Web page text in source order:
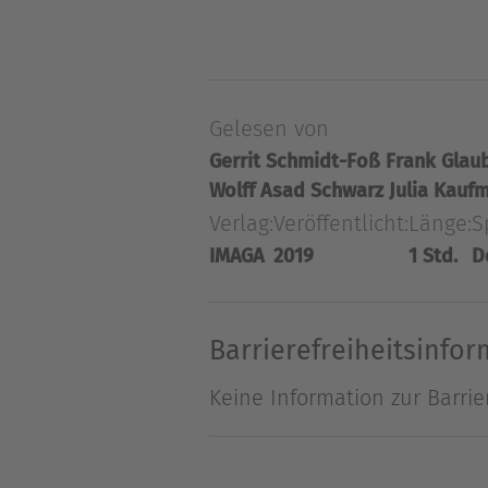
Es ist ein Ort, an dem
Gelesen von
Gerrit Schmidt-Foß Frank
Wolff Asad Schwarz Julia
Verlag:
IMAGA
Veröffentlicht:
2019
Länge:
1 Std.
Keine Information zur